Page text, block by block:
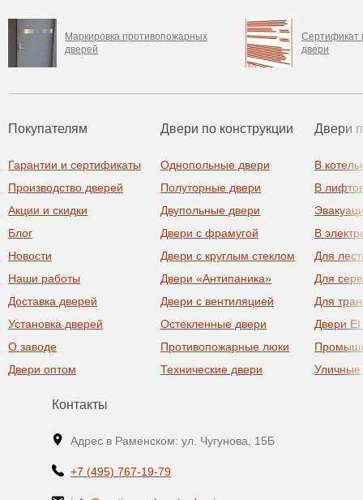
Маркировка противопожарных
дверей
Сертификат
двери
Покупателям
Гарантии и сертификаты
Производство дверей
Акции и скидки
Блог
Новости
Наши работы
Доставка дверей
Установка дверей
О заводе
Двери оптом
Двери по конструкции
Однопольные двери
Полуторные двери
Двупольные двери
Двери с фрамугой
Двери с круглым стеклом
Двери «Антипаника»
Двери с вентиляцией
Остекленные двери
Противопожарные люки
Технические двери
Двери
В
В
В
Для
Для
Для
Двери
Уличные
Контакты
Адрес в Раменском: ул. Чугунова, 15Б
+7 (495) 767-19-79